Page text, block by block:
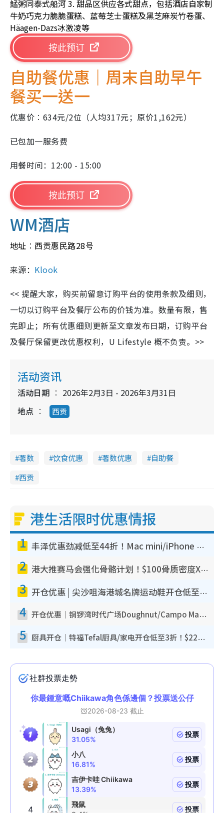
鯭粥同泰式船河3. 甜品区供应各式甜点，包括酒店自家制
牛奶巧克力脆脆蛋糕、蓝莓芝士蛋糕及黑芝麻炭竹卷蛋、
Häagen-Dazs冰激凌等
按此预订
自助餐优惠｜ 周末自助早午
餐买一送一
优惠价︰634元/2位（人均317元；原价1,162元）
已包加一服务费
用餐时间：12:00 - 15:00
按此预订
WM酒店
地址︰西贡惠民路28号
来源： Klook
<< 提醒大家，购买前留意订购平台的使用条款及细则，
一切以订购平台及餐厅公布的价钱为准。数量有限，售
完即止；所有优惠细则更新至文章发布日期，订购平台
及餐厅保留更改优惠权利，U Lifestyle 概不负责。>>
活动资讯
活动日期
2026年2月3日 - 2026年3月31日
地点
西贡
著数 饮食优惠 著数优惠
自助餐
西贡
港生活限时优惠情报
1 丰泽优惠劲减低至44折！Mac mini/iPhone 17 Pro大减价！厨房家电$220起
2 港大推赛马会强化骨骼计划！$100骨质密度X光检查 完成免费运动训练送超市礼券！附参加资格
3 开仓优惠 | 尖沙咀海港城名牌运动鞋开仓低至1折！On鞋$899起/Joy&Peace鞋履$98起
4 开仓优惠｜铜锣湾时代广场Doughnut/Campo Marzio开仓低至1折！背囊、书包、手袋劈价$200起
5 厨具开仓｜特福Tefal厨具/家电开仓低至3折！$220起买平底锅/炒锅/汤锅！电饭煲/吸尘器/挂烫机$418起